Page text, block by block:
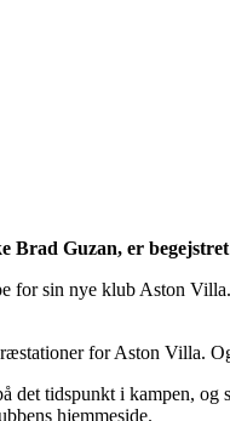
Brad Guzan, er
for sin nye klub Aston
for Aston Villa.
det tidspunkt i kampen,
hjemmeside.